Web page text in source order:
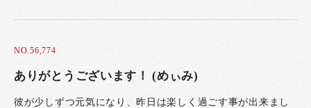
NO.56,774
ありがとうございます！ (めぃみ)
彼が少しずつ元気になり、昨日は楽しく過ごす事が出来まし